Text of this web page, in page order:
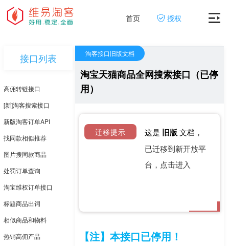
首页 授权
接口列表
高佣转链接口
[新]淘客搜索接口
新版淘客订单API
找同款相似推荐
图片搜同款商品
处罚订单查询
淘宝维权订单接口
标题商品出词
相似商品和物料
热销高佣产品
淘客接口旧版文档
淘宝天猫商品全网搜索接口（已停
用）
迁移提示 这是 旧版文档，
已迁移到新开放平
台，点击进入
【注】本接口已停用！